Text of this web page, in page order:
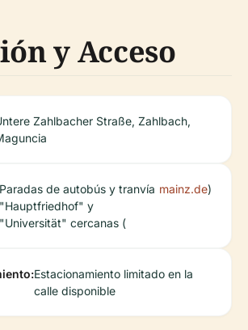
y Acceso
Zahlbacher Straße, Zahlbach,
Paradas de autobús y tranvía
"Hauptfriedhof" y
"Universität" cercanas (
mainz.de)
Estacionamiento limitado en la
calle disponible